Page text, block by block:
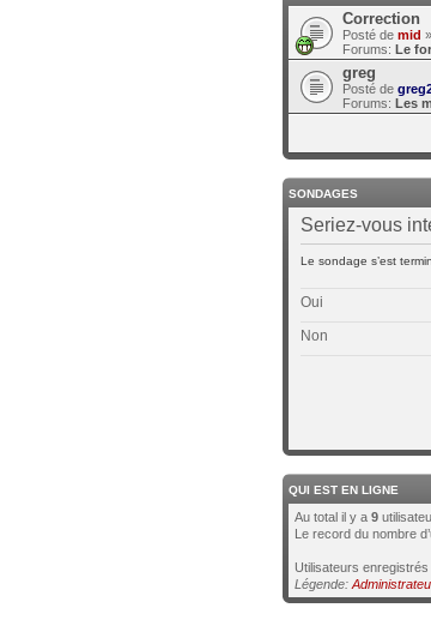
Correction
Posté de mid
Forums: Le
greg
Posté de
Forums: Les
SONDAGES
Seriez-vous
Le sondage s’est
Oui
Non
QUI EST EN LIGNE
Au total il y a 9
Le record du nombre
Utilisateurs
Légende: